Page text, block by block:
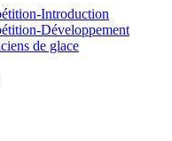
Introduction
Développement
de glace